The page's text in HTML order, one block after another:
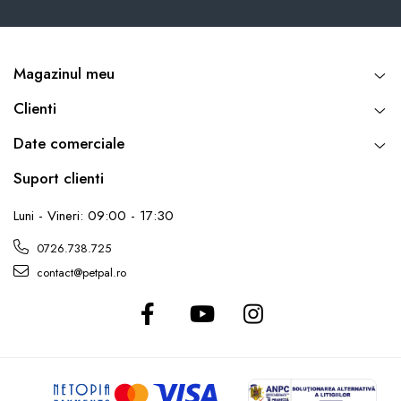
Magazinul meu
Clienti
Date comerciale
Suport clienti
Luni - Vineri: 09:00 - 17:30
0726.738.725
contact@petpal.ro